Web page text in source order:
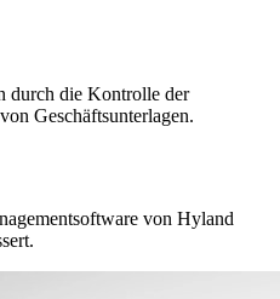
durch die Kontrolle der
Geschäftsunterlagen.
von Hyland